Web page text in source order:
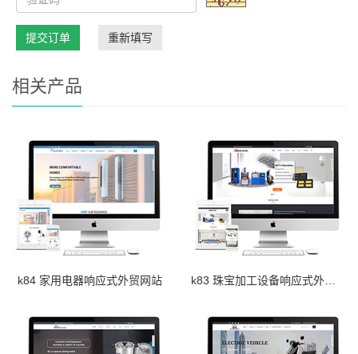
提交订单 重新填写
相关产品
k84 家用电器响应式外贸网站